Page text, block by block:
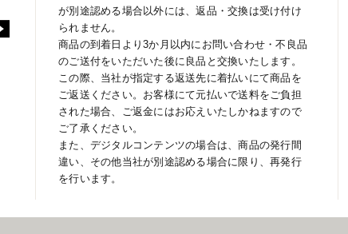
が別途認める場合以外には、返品・交換は受け付け
られません。
商品の到着日より3か月以内にお問い合わせ・不良品
のご送付をいただいた後に良品と交換いたします。
この際、当社が指定する返送先に着払いにて商品を
ご返送ください。お客様にて元払いで送料をご負担
された場合、ご返金にはお応えいたしかねますので
ご了承ください。
また、デジタルコンテンツの場合は、商品の発行間
違い、その他当社が別途認める場合に限り、再発行
を行います。